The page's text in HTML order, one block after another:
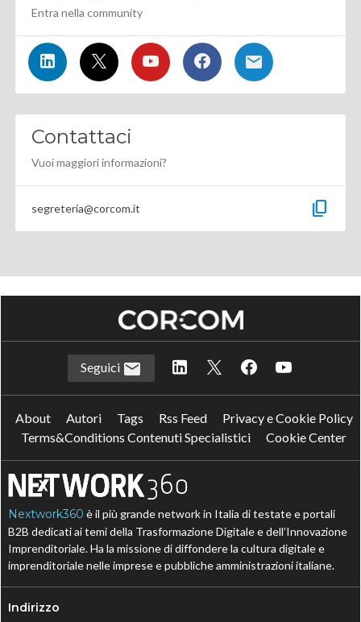
Entra nella community
Contattaci
Vuoi maggiori informazioni?
segreteria@corcom.it content_copy
Seguici
About Autori Tags Rss Feed
Privacy e Cookie Policy
Terms&Conditions Contenuti Specialistici
Cookie Center
Nextwork360 è il più grande network in Italia di testate e portali
B2B dedicati ai temi della Trasformazione Digitale e dell’Innovazione
Imprenditoriale. Ha la missione di diffondere la cultura digitale e
imprenditoriale nelle imprese e pubbliche amministrazioni italiane.
Indirizzo